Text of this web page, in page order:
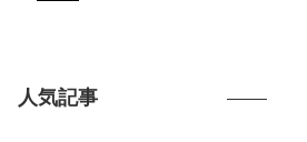
人気記事